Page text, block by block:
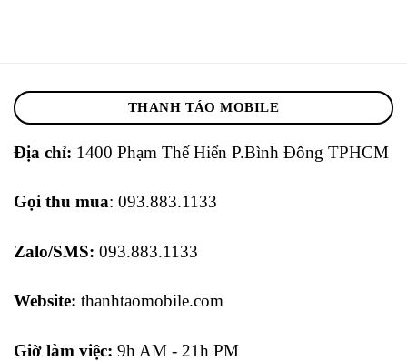
THANH TÁO MOBILE
Địa chỉ: 1400 Phạm Thế Hiển P.Bình Đông TPHCM
Gọi thu mua: 093.883.1133
Zalo/SMS: 093.883.1133
Website: thanhtaomobile.com
Giờ làm việc: 9h AM - 21h PM